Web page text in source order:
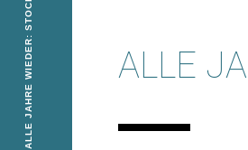
ALLE
ALLE JAHRE WIEDER: STOCKHOLM!